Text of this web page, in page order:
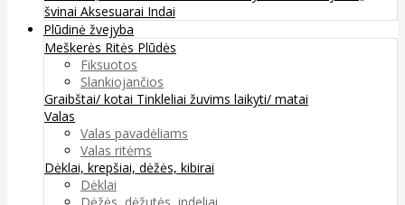
švinai Aksesuarai Indai
Plūdinė žvejyba
Meškerės Ritės Plūdės
Fiksuotos
Slankiojančios
Graibštai/ kotai Tinkleliai žuvims laikyti/ matai
Valas
Valas pavadėliams
Valas ritėms
Dėklai, krepšiai, dėžės, kibirai
Dėklai
Dėžės, dėžutės, indeliai